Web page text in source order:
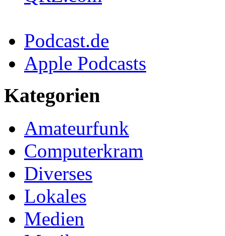
Podcast.de
Apple Podcasts
Kategorien
Amateurfunk
Computerkram
Diverses
Lokales
Medien